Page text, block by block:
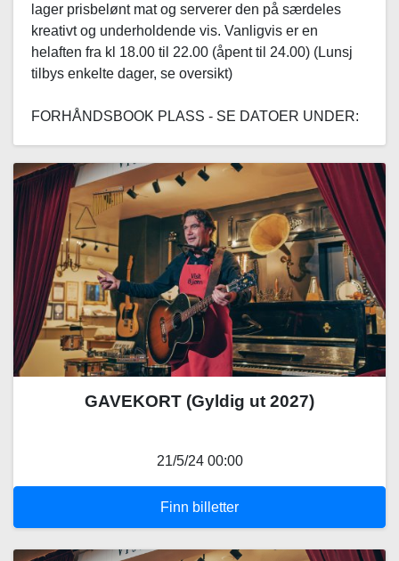
lager prisbelønt mat og serverer den på særdeles
kreativt og underholdende vis. Vanligvis er en
helaften fra kl 18.00 til 22.00 (åpent til 24.00) (Lunsj
tilbys enkelte dager, se oversikt)
FORHÅNDSBOOK PLASS - SE DATOER UNDER:
GAVEKORT (Gyldig ut 2027)
21/5/24 00:00
Finn billetter